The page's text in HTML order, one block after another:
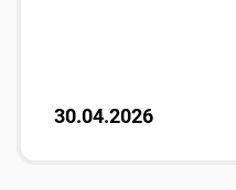
30.04.2026